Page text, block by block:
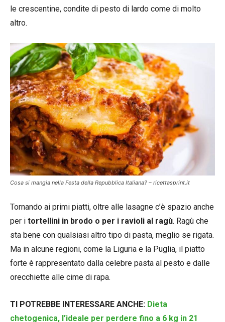
le crescentine, condite di pesto di lardo come di molto
altro.
Cosa si mangia nella Festa della Repubblica Italiana? – ricettasprint.it
Tornando ai primi piatti, oltre alle lasagne c’è spazio anche
per i tortellini in brodo o per i ravioli al ragù. Ragù che
sta bene con qualsiasi altro tipo di pasta, meglio se rigata.
Ma in alcune regioni, come la Liguria e la Puglia, il piatto
forte è rappresentato dalla celebre pasta al pesto e dalle
orecchiette alle cime di rapa.
TI POTREBBE INTERESSARE ANCHE: Dieta
chetogenica, l’ideale per perdere fino a 6 kg in 21